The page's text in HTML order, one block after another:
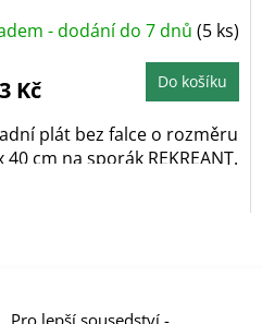
- dodání do 7 dnů (5 ks)
Kč Do košíku
plát bez falce o rozměru
40 cm na sporák REKREANT.